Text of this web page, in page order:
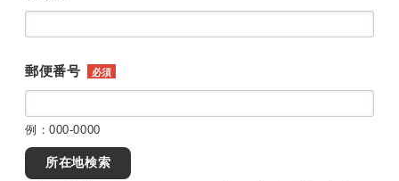
郵便番号 必須
例：000-0000
所在地検索